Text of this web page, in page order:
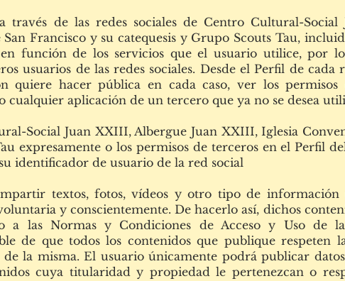
de las redes sociales de Centro Cultural-Social
Francisco y su catequesis y Grupo Scouts Tau,
en función de los servicios que el usuario utilice, por
usuarios de las redes sociales. Desde el Perfil de cada
quiere hacer pública en cada caso, ver los permisos
aplicación de un tercero que ya no se desea
Social Juan XXIII, Albergue Juan XXIII, Iglesia
expresamente o los permisos de terceros en el Perfil
identificador de usuario de la red social
textos, fotos, vídeos y otro tipo de
y conscientemente. De hacerlo así, dichos
a las Normas y Condiciones de Acceso y Uso de
de que todos los contenidos que publique respeten
la misma. El usuario únicamente podrá publicar datos
cuya titularidad y propiedad le pertenezcan o